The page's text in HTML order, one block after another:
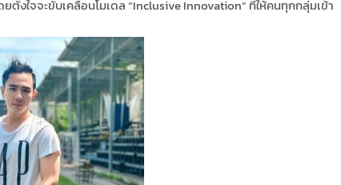
ตั้งใจจะขับเคลื่อนโมเดล “Inclusive Innovation” ที่ให้คนทุกกลุ่มเข้า